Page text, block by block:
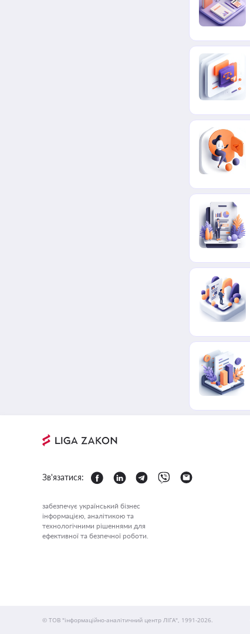
Зв'язатися:
забезпечує український бізнес
інформацією, аналітикою та
технологічними рішеннями для
ефективної та безпечної роботи.
© ТОВ "інформаційно-аналітичний центр ЛІГА", 1991-2026.